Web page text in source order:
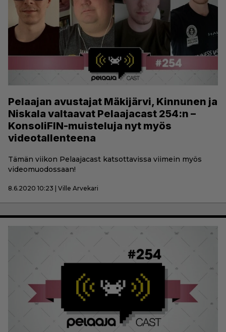
Pelaajan avustajat Mäkijärvi, Kinnunen ja
Niskala valtaavat Pelaajacast 254:n –
KonsoliFIN-muisteluja nyt myös
videotallenteena
Tämän viikon Pelaajacast katsottavissa viimein myös
videomuodossaan!
8.6.2020 10:23 | Ville Arvekari